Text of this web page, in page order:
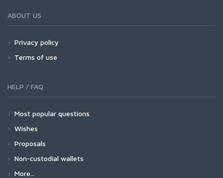
ABOUT US
Privacy policy
Terms of use
HELP / FAQ
Most popular questions
Wishes
Proposals
Non-custodial wallets
More...